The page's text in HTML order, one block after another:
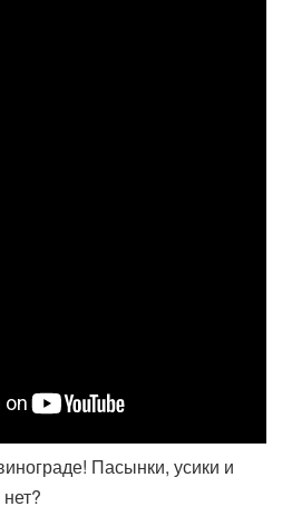
Пасынки, усики и